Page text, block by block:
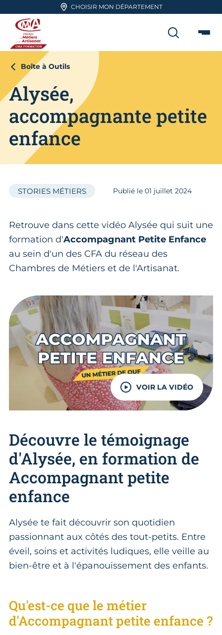
Aller en haut de pageCHOISIR MON DÉPARTEMENT
CMA FORMATION
Boîte à Outils
Alysée,
accompagnante petite
enfance
STORIES MÉTIERS Publié le 01 juillet 2024
Retrouve dans cette vidéo Alysée qui suit une
formation d'Accompagnant Petite Enfance
au sein d'un des CFA du réseau des
Chambres de Métiers et de l'Artisanat.
VOIR LA VIDÉO
Découvre le témoignage
d'Alysée, en formation de
Accompagnant petite
enfance
Alysée te fait découvrir son quotidien
passionnant aux côtés des tout-petits. Entre
éveil, soins et activités ludiques, elle veille au
bien-être et à l'épanouissement des enfants.
Qu'est-ce que le métier
d'Accompagnant petite enfance ?